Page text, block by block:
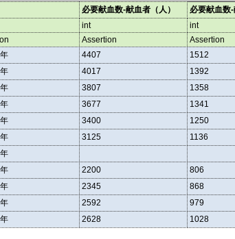
必要献血数-献血者（人） 必要献血数-
int int
Assertion Assertion
4407 1512
4017 1392
3807 1358
3677 1341
3400 1250
3125 1136
2200 806
2345 868
2592 979
2628 1028